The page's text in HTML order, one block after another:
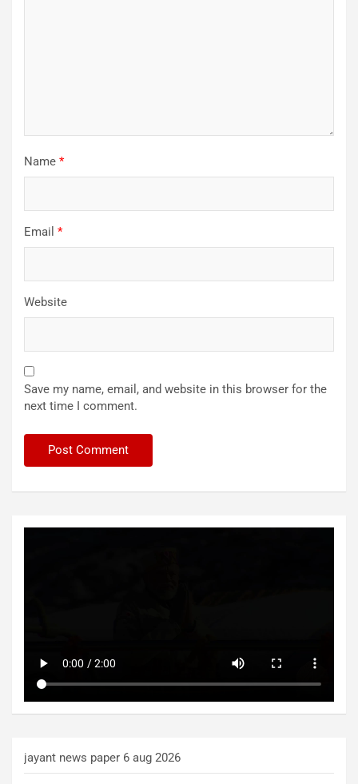
Name *
Email *
Website
Save my name, email, and website in this browser for the
next time I comment.
jayant news paper 6 aug 2026